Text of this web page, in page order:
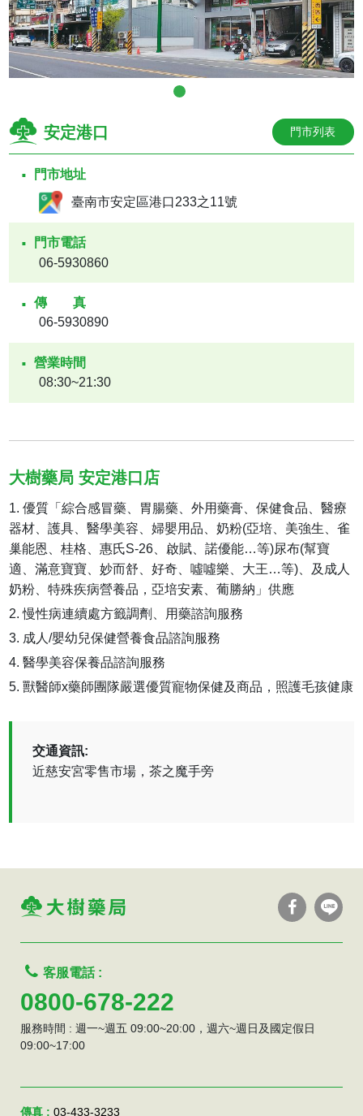
安定港口 門市列表
門市地址
臺南市安定區港口233之11號
門市電話
06-5930860
傳真
06-5930890
營業時間
08:30~21:30
大樹藥局 安定港口店
優質「綜合感冒藥、胃腸藥、外用藥膏、保健食品、醫療
器材、護具、醫學美容、婦嬰用品、奶粉(亞培、美強生、雀
巢能恩、桂格、惠氏S-26、啟賦、諾優能…等)尿布(幫寶
適、滿意寶寶、妙而舒、好奇、噓噓樂、大王…等)、及成人
奶粉、特殊疾病營養品，亞培安素、葡勝納」供應
慢性病連續處方籤調劑、用藥諮詢服務
成人/嬰幼兒保健營養食品諮詢服務
醫學美容保養品諮詢服務
獸醫師x藥師團隊嚴選優質寵物保健及商品，照護毛孩健康
交通資訊:
近慈安宮零售市場，茶之魔手旁
客服電話 :
0800-678-222
服務時間 : 週一~週五 09:00~20:00，週六~週日及國定假日
09:00~17:00
傳真 : 03-433-3233